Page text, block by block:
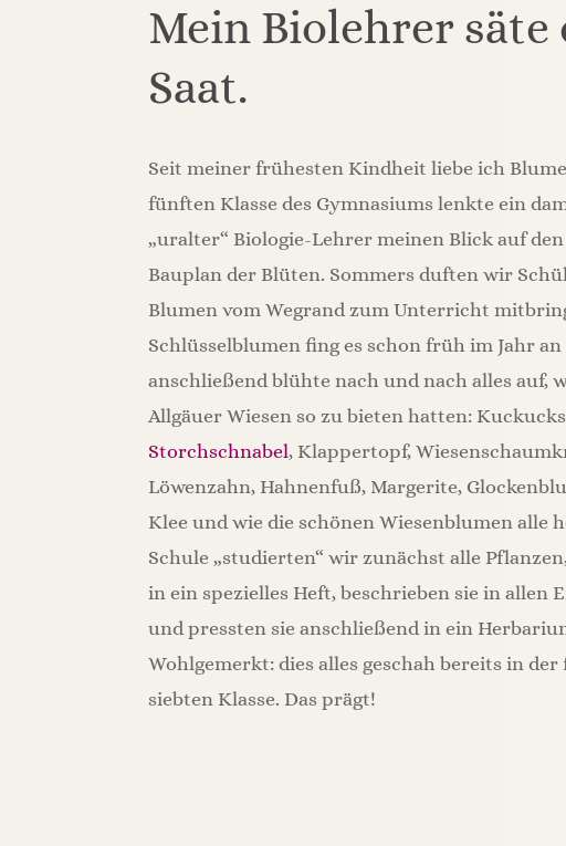
Mein Biolehrer säte
Saat.
Seit meiner frühesten Kindheit liebe ich
fünften Klasse des Gymnasiums lenkte ein
„uralter“ Biologie-Lehrer meinen Blick auf
Bauplan der Blüten. Sommers duften wir
Blumen vom Wegrand zum Unterricht
Schlüsselblumen fing es schon früh im Jahr
anschließend blühte nach und nach alles auf,
Allgäuer Wiesen so zu bieten hatten:
Storchschnabel, Klappertopf,
Löwenzahn, Hahnenfuß, Margerite,
Klee und wie die schönen Wiesenblumen alle
Schule „studierten“ wir zunächst alle
in ein spezielles Heft, beschrieben sie in allen
und pressten sie anschließend in ein
Wohlgemerkt: dies alles geschah bereits in
siebten Klasse. Das prägt!